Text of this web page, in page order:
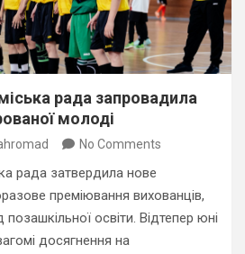
рада запровадила
молоді
No Comments
рада затвердила нове
преміювання вихованців,
освіти. Відтепер юні
досягнення на